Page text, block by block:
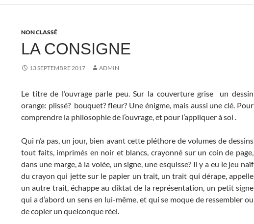
NON CLASSÉ
LA CONSIGNE
13 SEPTEMBRE 2017 ADMIN
Le titre de l’ouvrage parle peu. Sur la couverture grise un dessin
orange: plissé? bouquet? fleur? Une énigme, mais aussi une clé. Pour
comprendre la philosophie de l’ouvrage, et pour l’appliquer à soi .
Qui n’a pas, un jour, bien avant cette pléthore de volumes de dessins
tout faits, imprimés en noir et blancs, crayonné sur un coin de page,
dans une marge, à la volée, un signe, une esquisse? Il y a eu le jeu naïf
du crayon qui jette sur le papier un trait, un trait qui dérape, appelle
un autre trait, échappe au diktat de la représentation, un petit signe
qui a d’abord un sens en lui-même, et qui se moque de ressembler ou
de copier un quelconque réel.